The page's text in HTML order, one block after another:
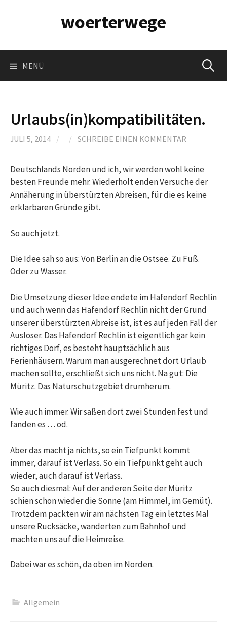
woerterwege
MENÜ Suchen
Urlaubs(in)kompatibilitäten.
JULI 5, 2014 / / SCHREIBE EINEN KOMMENTAR
Deutschlands Norden und ich, wir werden wohl keine
besten Freunde mehr. Wiederholt enden Versuche der
Annäherung in überstürzten Abreisen, für die es keine
erklärbaren Gründe gibt.
So auch jetzt.
Die Idee sah so aus: Von Berlin an die Ostsee. Zu Fuß.
Oder zu Wasser.
Die Umsetzung dieser Idee endete im Hafendorf Rechlin
und auch wenn das Hafendorf Rechlin nicht der Grund
unserer überstürzten Abreise ist, ist es auf jeden Fall der
Auslöser. Das Hafendorf Rechlin ist eigentlich gar kein
richtiges Dorf, es besteht hauptsächlich aus
Ferienhäusern. Warum man ausgerechnet dort Urlaub
machen sollte, erschließt sich uns nicht. Na gut: Die
Müritz. Das Naturschutzgebiet drumherum.
Wie auch immer. Wir saßen dort zwei Stunden fest und
fanden es … öd.
Aber das macht ja nichts, so ein Tiefpunkt kommt
immer, darauf ist Verlass. So ein Tiefpunkt geht auch
wieder, auch darauf ist Verlass.
So auch diesmal: Auf der anderen Seite der Müritz
schien schon wieder die Sonne (am Himmel, im Gemüt).
Trotzdem packten wir am nächsten Tag ein letztes Mal
unsere Rucksäcke, wanderten zum Bahnhof und
machten uns auf die Heimreise.
Dabei war es schön, da oben im Norden.
Allgemein